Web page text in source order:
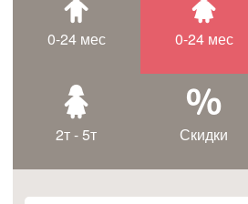
0-24 мес 0-24 мес
2т - 5т Скидки